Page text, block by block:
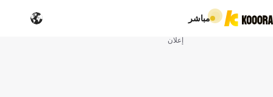
مباشر
إعلان